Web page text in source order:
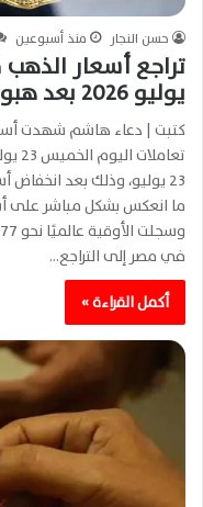
حسن النجار منذ أسبوعين
يوليو 2026 بعد هبوط الأوقية عالميًا
كتبت | دعاء هاشم شهدت
23 يوليو، وذلك بعد
ما انعكس بشكل مباشر على
في مصر إلى التراجع…
أكمل القراءة »